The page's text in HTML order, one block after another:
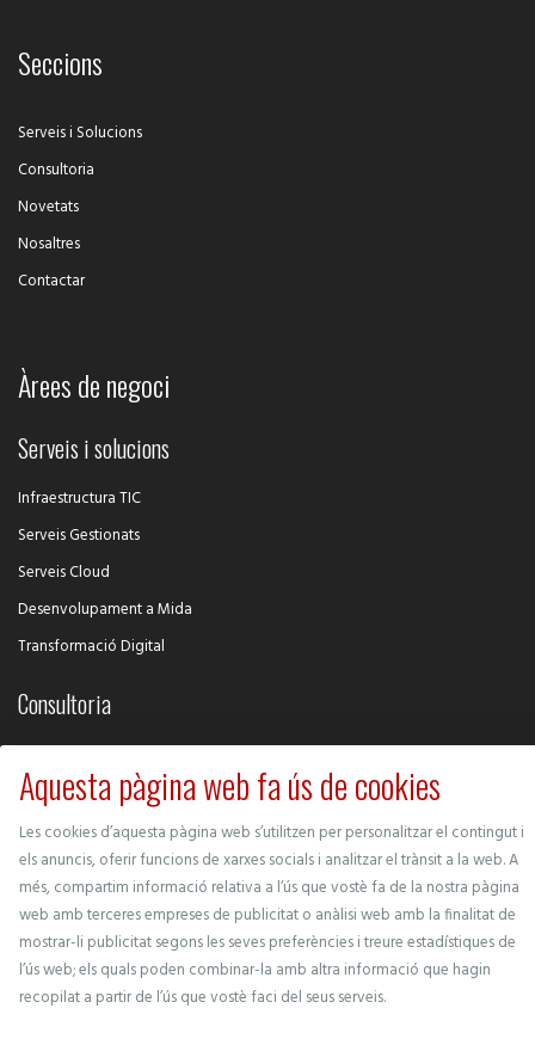
Seccions
Serveis i Solucions
Consultoria
Novetats
Nosaltres
Contactar
Àrees de negoci
Serveis i solucions
Infraestructura TIC
Serveis Gestionats
Serveis Cloud
Desenvolupament a Mida
Transformació Digital
Consultoria
Desenvolupament de Negoci
Ciberseguretat
Gestió de Projectes
Protecció de Dades
Aquesta pàgina web fa ús de cookies
Les cookies d’aquesta pàgina web s’utilitzen per personalitzar el contingut i
els anuncis, oferir funcions de xarxes socials i analitzar el trànsit a la web. A
més, compartim informació relativa a l’ús que vostè fa de la nostra pàgina
web amb terceres empreses de publicitat o anàlisi web amb la finalitat de
mostrar-li publicitat segons les seves preferències i treure estadístiques de
l’ús web; els quals poden combinar-la amb altra informació que hagin
recopilat a partir de l’ús que vostè faci del seus serveis.